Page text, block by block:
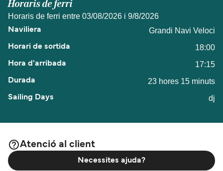
Horaris de ferri
Horaris de ferri entre 03/08/2026 i 9/8/2026
Grandi Navi Veloci
18:00
17:15
23 hores 15 minuts
dj
Atenció al client
Necessites ajuda?